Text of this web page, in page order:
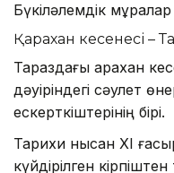
Бүкіләлемдік мұралар
Қарахан кесенесі –
Тараздағы Қарахан
дәуіріндегі сәулет
ескерткіштерінің бірі.
Тарихи нысан XI
күйдірілген